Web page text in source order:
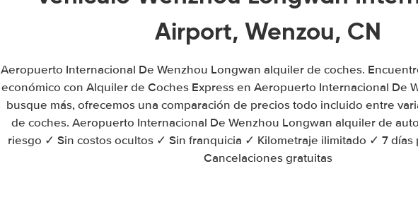
Airport, Wenzou, CN
Aeropuerto Internacional De Wenzhou Longwan alquiler de coches.
económico con Alquiler de Coches Express en Aeropuerto Internacional De
busque más, ofrecemos una comparación de precios todo incluido entre
de coches. Aeropuerto Internacional De Wenzhou Longwan alquiler de
riesgo ✓ Sin costos ocultos ✓ Sin franquicia ✓ Kilometraje ilimitado ✓ 7 días
Cancelaciones gratuitas